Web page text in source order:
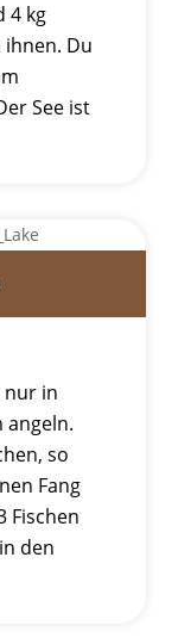
4 kg
Du
See ist
nur in
angeln.
so
Fang
Fischen
den